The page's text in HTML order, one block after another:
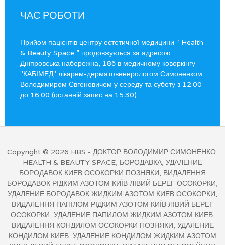
ЧАС РОБОТИ
Прийом пацієнтів центру естетичної медицини “ Health
& Beauty Space ” продовжується за адресою
Дніпровська набережна, 18б в медичному коворкінгу
"КАБІМЕД" лікарем-дерматовенерологом Симоненком
Володимиром Євгеновичем у середу та суботу з 12.00
до 16.00 (останній запис на 15.30).
Copyright © 2026 HBS - ДОКТОР ВОЛОДИМИР СИМОНЕНКО,
HEALTH & BEAUTY SPACE, БОРОДАВКА, УДАЛЕНИЕ
БОРОДАВОК КИЕВ ОСОКОРКИ ПОЗНЯКИ, ВИДАЛЕННЯ
БОРОДАВОК РІДКИМ АЗОТОМ КИЇВ ЛІВИЙ БЕРЕГ ОСОКОРКИ,
УДАЛЕНИЕ БОРОДАВОК ЖИДКИМ АЗОТОМ КИЕВ ОСОКОРКИ,
ВИДАЛЕННЯ ПАПІЛОМ РІДКИМ АЗОТОМ КИЇВ ЛІВИЙ БЕРЕГ
ОСОКОРКИ, УДАЛЕНИЕ ПАПИЛОМ ЖИДКИМ АЗОТОМ КИЕВ,
ВИДАЛЕННЯ КОНДИЛОМ ОСОКОРКИ ПОЗНЯКИ, УДАЛЕНИЕ
КОНДИЛОМ КИЕВ, УДАЛЕНИЕ КОНДИЛОМ ЖИДКИМ АЗОТОМ